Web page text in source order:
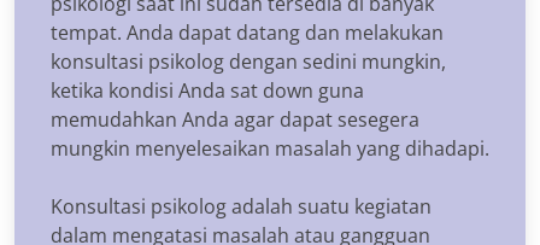
tempat. Anda dapat datang dan melakukan
konsultasi psikolog dengan sedini mungkin,
ketika kondisi Anda sat down guna
memudahkan Anda agar dapat sesegera
mungkin menyelesaikan masalah yang dihadapi.
Konsultasi psikolog adalah suatu kegiatan
dalam mengatasi masalah atau gangguan